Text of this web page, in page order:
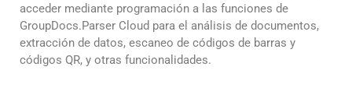
acceder mediante programación a las funciones de
GroupDocs.Parser Cloud para el análisis de documentos,
extracción de datos, escaneo de códigos de barras y
códigos QR, y otras funcionalidades.